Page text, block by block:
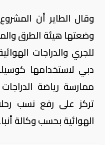
وقال الطاير أن
وضعتها هيئة الطرق
للجري والدراجات
دبي لاستخدامها
ممارسة رياضة
تركز على رفع نسب
الهوائية بحسب وكالة